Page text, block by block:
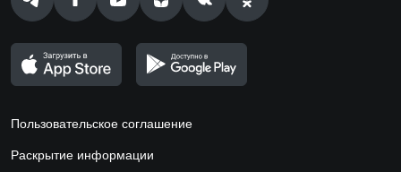
Пользовательское соглашение
Раскрытие информации